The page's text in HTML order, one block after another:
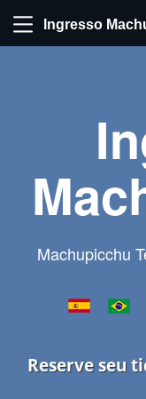
Ingresso
Machupicchu
Reserve seu